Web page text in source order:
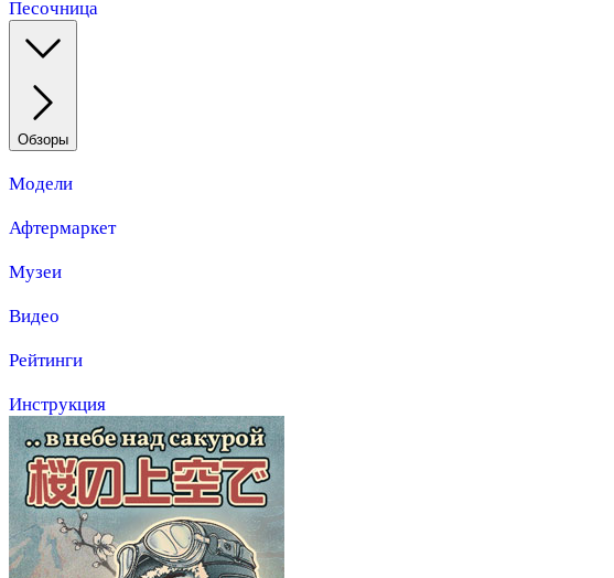
Песочница
Обзоры
Модели
Афтермаркет
Музеи
Видео
Рейтинги
Инструкция